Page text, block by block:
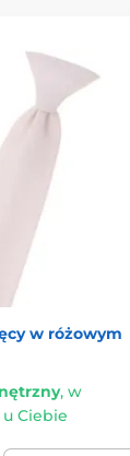
w różowym
, w
u Ciebie